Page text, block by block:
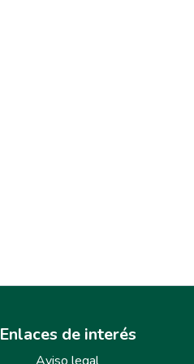
Enlaces de interés